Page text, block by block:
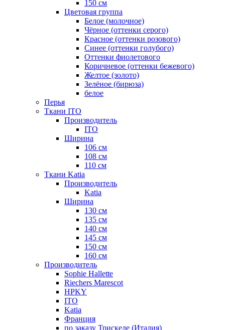
150 см
Цветовая группа
Белое (молочное)
Чёрное (оттенки серого)
Красное (оттенки розового)
Синее (оттенки голубого)
Оттенки фиолетового
Коричневое (оттенки бежевого)
Желтое (золото)
Зелёное (бирюза)
белое
Перья
Ткани ITO
Производитель
ITO
Ширина
106 см
108 см
110 см
Ткани Katia
Производитель
Katia
Ширина
130 см
135 см
140 см
145 см
150 см
160 см
Производитель
Sophie Hallette
Riechers Marescot
HPKY
ITO
Katia
Франция
по заказу Трискеле (Италия)